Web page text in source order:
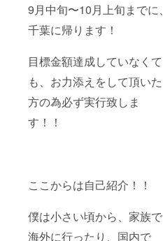
9月中旬〜10月上旬までに、
千葉に帰ります！
目標金額達成していなくて
も、お力添えをして頂いた
方の為必ず実行致しま
す！！
ここからは自己紹介！！
僕は小さい頃から、家族で
海外に行ったり、国内で